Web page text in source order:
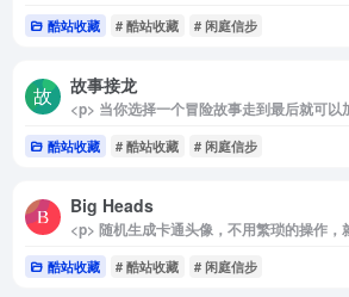
酷站收藏 # 酷站收藏 # 闲庭信步
故事接龙
酷站收藏 # 酷站收藏 # 闲庭信步
Big Heads
酷站收藏 # 酷站收藏 # 闲庭信步